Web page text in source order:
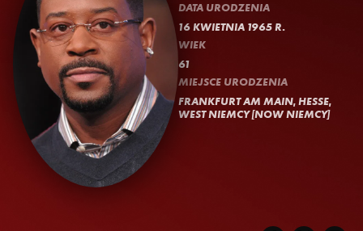
DATA URODZENIA
16 KWIETNIA 1965 R.
WIEK
61
MIEJSCE URODZENIA
FRANKFURT AM MAIN, HESSE,
WEST NIEMCY [NOW NIEMCY]